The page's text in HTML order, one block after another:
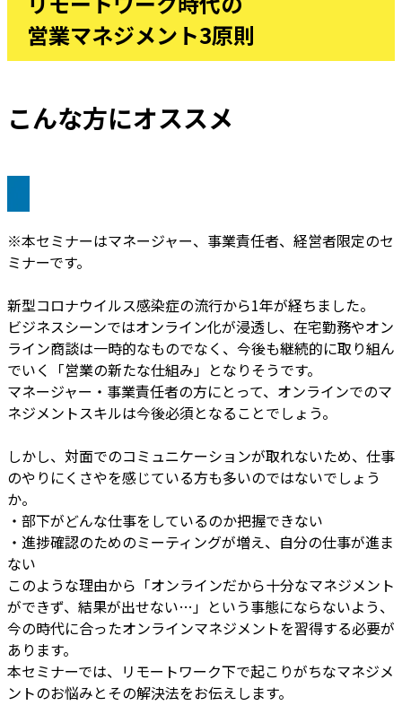
営業マネジメント3原則
こんな方にオススメ
※本セミナーはマネージャー、事業責任者、経営者限定のセ
ミナーです。
新型コロナウイルス感染症の流行から1年が経ちました。
ビジネスシーンではオンライン化が浸透し、在宅勤務やオン
ライン商談は一時的なものでなく、今後も継続的に取り組ん
でいく「営業の新たな仕組み」となりそうです。
マネージャー・事業責任者の方にとって、オンラインでのマ
ネジメントスキルは今後必須となることでしょう。
しかし、対面でのコミュニケーションが取れないため、仕事
のやりにくさやを感じている方も多いのではないでしょう
か。
・部下がどんな仕事をしているのか把握できない
・進捗確認のためのミーティングが増え、自分の仕事が進ま
ない
このような理由から「オンラインだから十分なマネジメント
ができず、結果が出せない…」という事態にならないよう、
今の時代に合ったオンラインマネジメントを習得する必要が
あります。
本セミナーでは、リモートワーク下で起こりがちなマネジメ
ントのお悩みとその解決法をお伝えします。